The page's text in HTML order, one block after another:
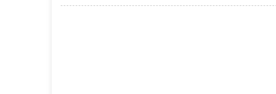
三门海纳工艺品有限公司的柴窑烧制车间内，窑